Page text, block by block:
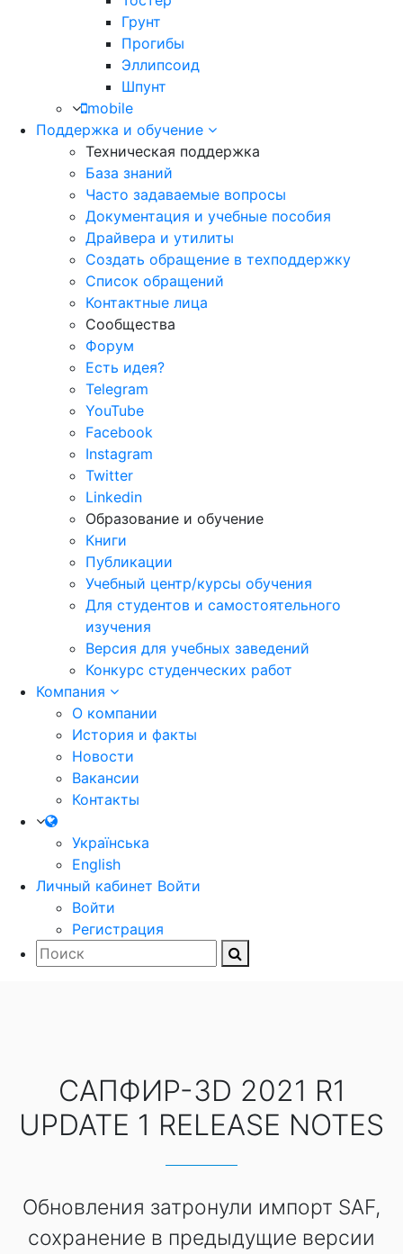
Грунт
Прогибы
Эллипсоид
Шпунт
mobile
Поддержка и обучение
Техническая поддержка
База знаний
Часто задаваемые вопросы
Документация и учебные пособия
Драйвера и утилиты
Создать обращение в техподдержку
Список обращений
Контактные лица
Сообщества
Форум
Есть идея?
Telegram
YouTube
Facebook
Instagram
Twitter
Linkedin
Образование и обучение
Книги
Публикации
Учебный центр/курсы обучения
Для студентов и самостоятельного
изучения
Версия для учебных заведений
Конкурс студенческих работ
Компания
О компании
История и факты
Новости
Вакансии
Контакты
Українська
English
Личный кабинет Войти
Войти
Регистрация
САПФИР-3D 2021 R1
UPDATE 1 RELEASE NOTES
Обновления затронули импорт SAF,
сохранение в предыдущие версии